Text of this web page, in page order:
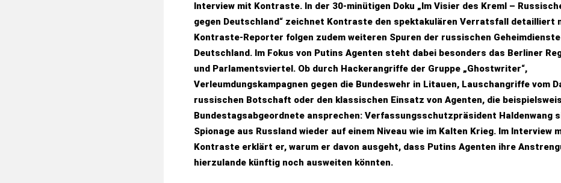
Interview mit Kontraste. In der 30-minütigen Doku „Im Visier des Kreml –
gegen Deutschland“ zeichnet Kontraste den spektakulären Verratsfall detailliert
Kontraste-Reporter folgen zudem weiteren Spuren der russischen
Deutschland. Im Fokus von Putins Agenten steht dabei besonders das Berliner
und Parlamentsviertel. Ob durch Hackerangriffe der Gruppe „Ghostwriter“,
Verleumdungskampagnen gegen die Bundeswehr in Litauen, Lauschangriffe vom
russischen Botschaft oder den klassischen Einsatz von Agenten, die
Bundestagsabgeordnete ansprechen: Verfassungsschutzpräsident Haldenwang
Spionage aus Russland wieder auf einem Niveau wie im Kalten Krieg. Im Interview
Kontraste erklärt er, warum er davon ausgeht, dass Putins Agenten ihre
hierzulande künftig noch ausweiten könnten.